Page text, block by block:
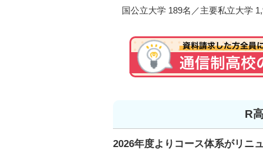
国公立大学 189名／主要私立大学
R
2026年度よりコース体系がリニ